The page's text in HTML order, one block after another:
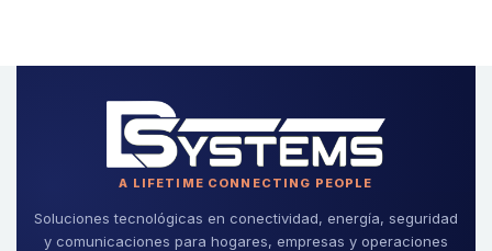
A LIFETIME CONNECTING PEOPLE
Soluciones tecnológicas en conectividad, energía, seguridad
y comunicaciones para hogares, empresas y operaciones